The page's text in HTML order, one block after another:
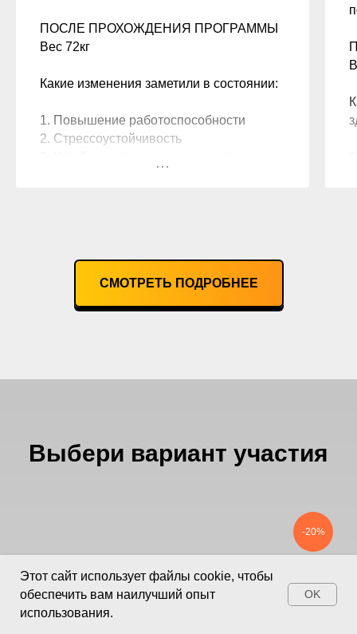
Этот сайт использует файлы cookie, чтобы
обеспечить вам наилучший опыт
использования.
OK
ПОСЛЕ ПРОХОЖДЕНИЯ ПРОГРАММЫ
Вес 72кг
Какие изменения заметили в состоянии:
1. Повышение работоспособности
2. Стрессоустойчивость
на второй ноге
Пожелания организаторам курса:
Дальнейшего роста, развития и успехов!
СМОТРЕТЬ ПОДРОБНЕЕ
Выбери вариант участия
-20%